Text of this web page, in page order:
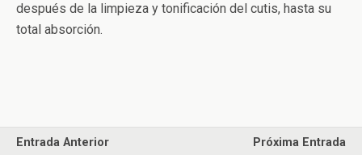
después de la limpieza y tonificación del cutis, hasta su
total absorción.
Entrada Anterior
Próxima Entrada